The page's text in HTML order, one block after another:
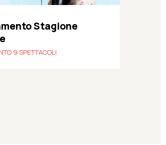
Stagione
9 SPETTACOLI